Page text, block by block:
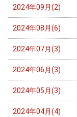
2024年09月(2)
2024年08月(6)
2024年07月(3)
2024年06月(3)
2024年05月(3)
2024年04月(4)